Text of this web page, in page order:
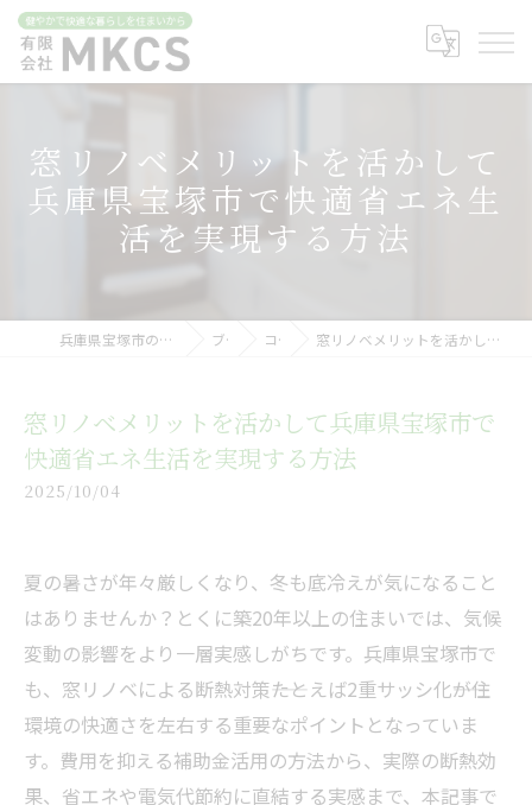
窓リノベメリットを活かして
兵庫県宝塚市で快適省エネ生
活を実現する方法
兵庫県宝塚市のリフォームなら有限会社MKCS ブログ コラム 窓リノベメリットを活かして兵庫県宝塚市で快適省エネ生活を実現する方法
窓リノベメリットを活かして兵庫県宝塚市で
快適省エネ生活を実現する方法
2025/10/04
夏の暑さが年々厳しくなり、冬も底冷えが気になること
はありませんか？とくに築20年以上の住まいでは、気候
変動の影響をより一層実感しがちです。兵庫県宝塚市で
も、窓リノベによる断熱対策――たとえば2重サッシ化――が住
環境の快適さを左右する重要なポイントとなっていま
す。費用を抑える補助金活用の方法から、実際の断熱効
果、省エネや電気代節約に直結する実感まで、本記事で